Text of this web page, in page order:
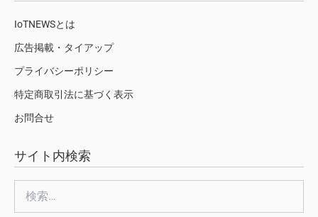
IoTNEWSとは
広告掲載・タイアップ
プライバシーポリシー
特定商取引法に基づく表示
お問合せ
サイト内検索
索: